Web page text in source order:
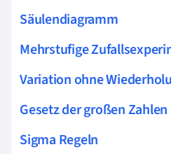
Säulendiagramm
Mehrstufige
Variation ohne
Gesetz der großen Zahlen
Sigma Regeln